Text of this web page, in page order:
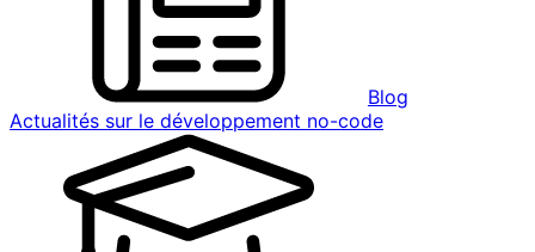
Blog
Actualités sur le développement no-code